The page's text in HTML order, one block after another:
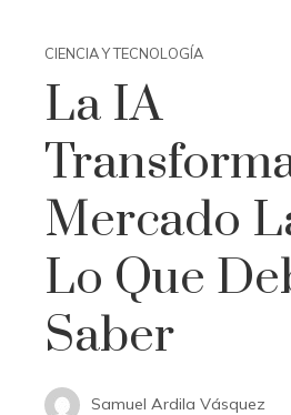
CIENCIA Y TECNOLOGÍA
La IA
Mercado
Lo Que
Saber
Samuel Ardila Vásquez